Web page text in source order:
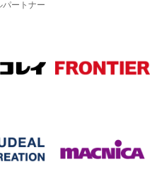
パートナー